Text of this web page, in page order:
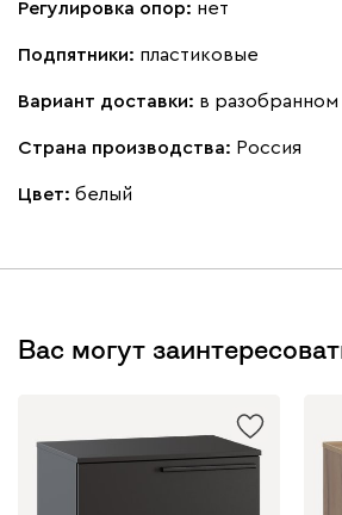
Регулировка опор: нет
Подпятники: пластиковые
Вариант доставки: в разобранном
Страна производства: Россия
Цвет: белый
Вас могут